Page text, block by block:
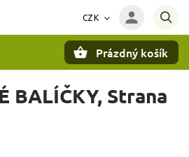
CZK
Prázdný košík
BALÍČKY, Strana